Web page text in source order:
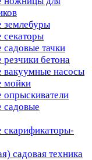
землебуры
секаторы
тачки
бетона
вакуумные насосы
мойки
садовые
скарификаторы-
садовая техника